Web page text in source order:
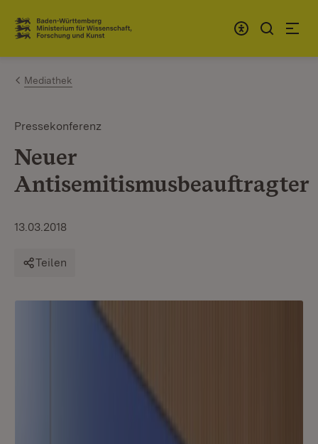
Zum Inhalt springen
Link zur Startseite
Mediathek
Pressekonferenz
Neuer
Antisemitismusbeauftragter
13.03.2018
Teilen